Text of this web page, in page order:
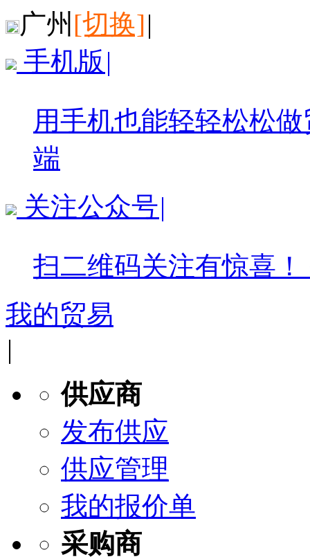
广州 [切换]|
手机版 |
用手机也能轻轻松松
端
关注公众号|
扫二维码关注有惊喜！
我的贸易
|
供应商
发布供应
供应管理
我的报价单
采购商